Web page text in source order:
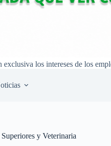
los intereses de los
y Veterinaria